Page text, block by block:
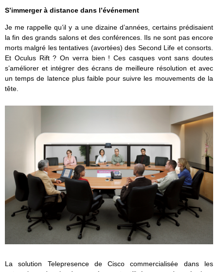
S’immerger à distance dans l’événement
Je me rappelle qu’il y a une dizaine d’années, certains prédisaient
la fin des grands salons et des conférences. Ils ne sont pas encore
morts malgré les tentatives (avortées) des Second Life et consorts.
Et Oculus Rift ? On verra bien ! Ces casques vont sans doutes
s’améliorer et intégrer des écrans de meilleure résolution et avec
un temps de latence plus faible pour suivre les mouvements de la
tête.
La solution Telepresence de Cisco commercialisée dans les